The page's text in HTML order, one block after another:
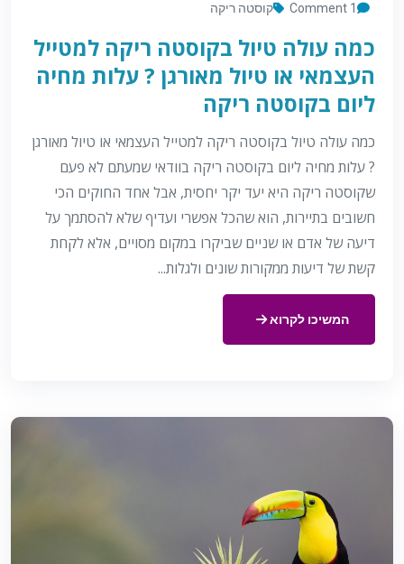
1 Comment קוסטה ריקה
כמה עולה טיול בקוסטה ריקה למטייל
העצמאי או טיול מאורגן ? עלות מחיה
ליום בקוסטה ריקה
כמה עולה טיול בקוסטה ריקה למטייל העצמאי או טיול מאורגן
? עלות מחיה ליום בקוסטה ריקה בוודאי שמעתם לא פעם
שקוסטה ריקה היא יעד יקר יחסית, אבל אחד החוקים הכי
חשובים בתיירות, הוא שהכל אפשרי ועדיף שלא להסתמך על
דיעה של אדם או שניים שביקרו במקום מסויים, אלא לקחת
קשת של דיעות ממקורות שונים ולגלות...
המשיכו לקרוא